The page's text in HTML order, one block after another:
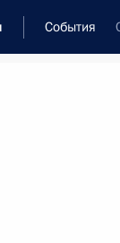
События